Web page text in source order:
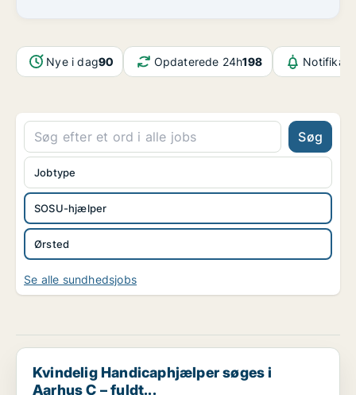
Nye i dag90 Opdaterede 24h198
Søg
SOSU-hjælper
Ørsted
Jobtype
Se alle sundhedsjobs
Kvindelig Handicaphjælper søges i Aarhus C – fuldt...
Kvindelig Handicaphjælper søges i
Aarhus C – fuldt...